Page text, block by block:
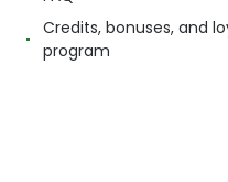
Credits, bonuses, and
program